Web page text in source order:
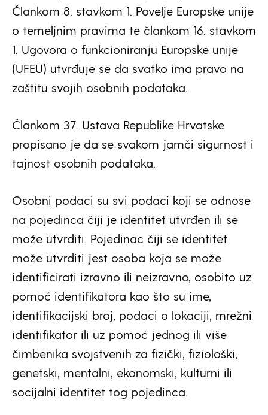
Člankom 8. stavkom 1. Povelje Europske unije
o temeljnim pravima te člankom 16. stavkom
1. Ugovora o funkcioniranju Europske unije
(UFEU) utvrđuje se da svatko ima pravo na
zaštitu svojih osobnih podataka.
Člankom 37. Ustava Republike Hrvatske
propisano je da se svakom jamči sigurnost i
tajnost osobnih podataka.
Osobni podaci su svi podaci koji se odnose
na pojedinca čiji je identitet utvrđen ili se
može utvrditi. Pojedinac čiji se identitet
može utvrditi jest osoba koja se može
identificirati izravno ili neizravno, osobito uz
pomoć identifikatora kao što su ime,
identifikacijski broj, podaci o lokaciji, mrežni
identifikator ili uz pomoć jednog ili više
čimbenika svojstvenih za fizički, fiziološki,
genetski, mentalni, ekonomski, kulturni ili
socijalni identitet tog pojedinca.